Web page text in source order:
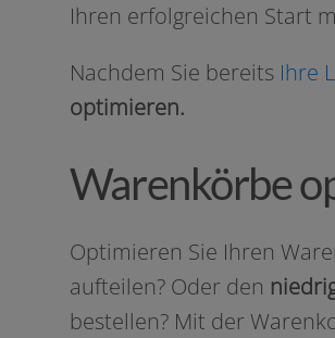
Ihren erfolg­rei­chen Start
Nachdem Sie bereits Ihre
optimieren.
Warenkörbe
Optimieren Sie Ihren
auf­tei­len? Oder den
bestel­len? Mit der